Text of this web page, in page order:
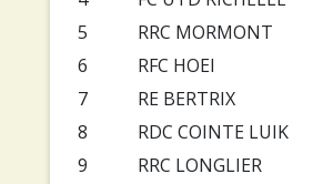
5
RRC MORMONT
6
RFC HOEI
7
RE BERTRIX
8
RDC COINTE LUIK
9
RRC LONGLIER